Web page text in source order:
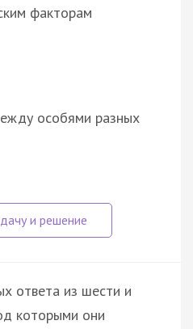
факторам
особями разных
ответа из шести и
которыми они